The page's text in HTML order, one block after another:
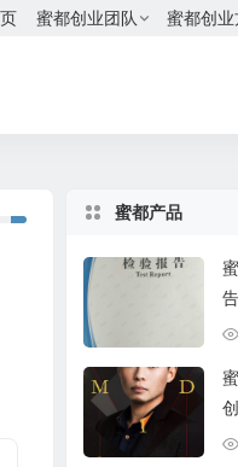
蜜都创业团队 蜜都创业
蜜都产品